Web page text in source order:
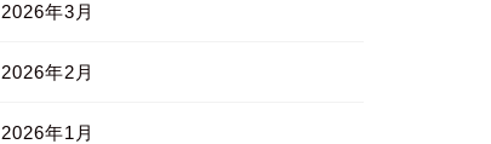
2026年3月
2026年2月
2026年1月